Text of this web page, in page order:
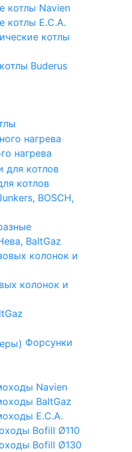
котлы Navien
котлы E.C.A.
котлы
Buderus
нагрева
котлов
BOSCH,
BaltGaz
колонок и
Форсунки
Navien
BaltGaz
E.C.A.
Bofill Ø110
Bofill Ø130